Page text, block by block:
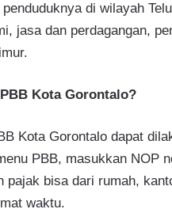
di wilayah
jasa dan perdagangan,
Kota Gorontalo?
Kota Gorontalo dapat
PBB, masukkan NOP
pajak bisa dari rumah,
waktu.